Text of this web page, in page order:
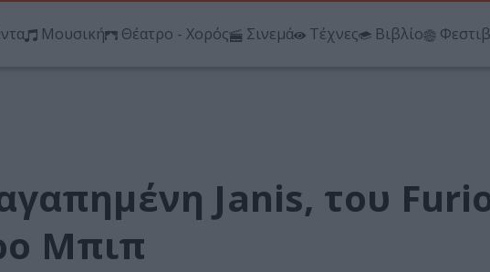
Μουσική Θέατρο - Χορός Σινεμά Τέχνες Βιβλίο
Janis, του
Μπιπ